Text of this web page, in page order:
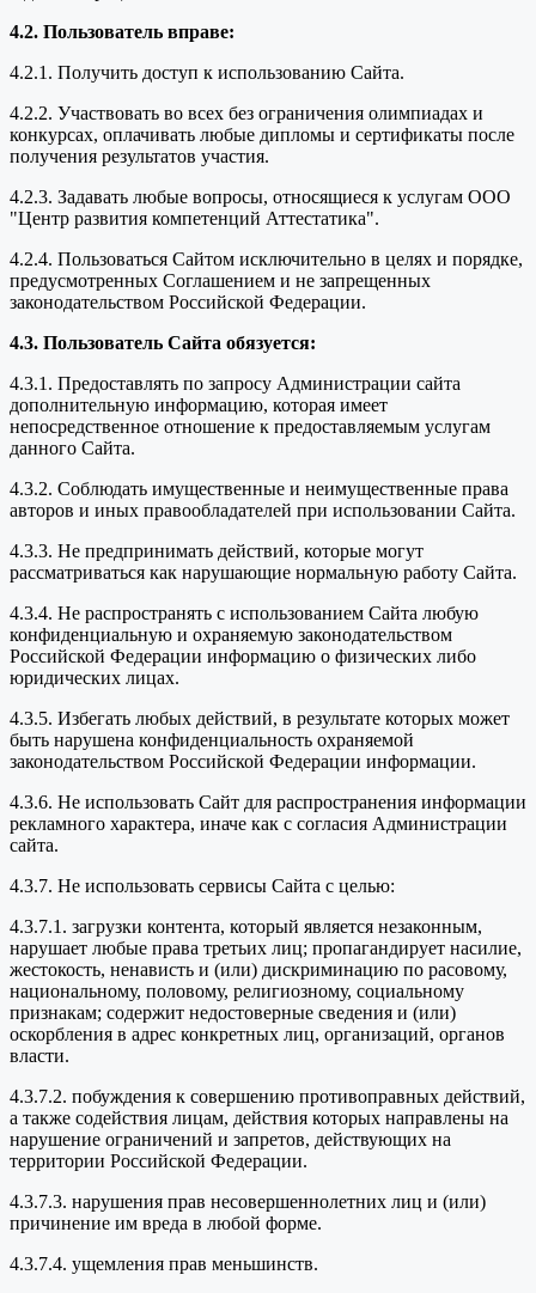
4.2. Пользователь вправе:
4.2.1. Получить доступ к использованию Сайта.
4.2.2. Участвовать во всех без ограничения олимпиадах и
конкурсах, оплачивать любые дипломы и сертификаты после
получения результатов участия.
4.2.3. Задавать любые вопросы, относящиеся к услугам ООО
"Центр развития компетенций Аттестатика".
4.2.4. Пользоваться Сайтом исключительно в целях и порядке,
предусмотренных Соглашением и не запрещенных
законодательством Российской Федерации.
4.3. Пользователь Сайта обязуется:
4.3.1. Предоставлять по запросу Администрации сайта
дополнительную информацию, которая имеет
непосредственное отношение к предоставляемым услугам
данного Сайта.
4.3.2. Соблюдать имущественные и неимущественные права
авторов и иных правообладателей при использовании Сайта.
4.3.3. Не предпринимать действий, которые могут
рассматриваться как нарушающие нормальную работу Сайта.
4.3.4. Не распространять с использованием Сайта любую
конфиденциальную и охраняемую законодательством
Российской Федерации информацию о физических либо
юридических лицах.
4.3.5. Избегать любых действий, в результате которых может
быть нарушена конфиденциальность охраняемой
законодательством Российской Федерации информации.
4.3.6. Не использовать Сайт для распространения информации
рекламного характера, иначе как с согласия Администрации
сайта.
4.3.7. Не использовать сервисы Сайта с целью:
4.3.7.1. загрузки контента, который является незаконным,
нарушает любые права третьих лиц; пропагандирует насилие,
жестокость, ненависть и (или) дискриминацию по расовому,
национальному, половому, религиозному, социальному
признакам; содержит недостоверные сведения и (или)
оскорбления в адрес конкретных лиц, организаций, органов
власти.
4.3.7.2. побуждения к совершению противоправных действий,
а также содействия лицам, действия которых направлены на
нарушение ограничений и запретов, действующих на
территории Российской Федерации.
4.3.7.3. нарушения прав несовершеннолетних лиц и (или)
причинение им вреда в любой форме.
4.3.7.4. ущемления прав меньшинств.